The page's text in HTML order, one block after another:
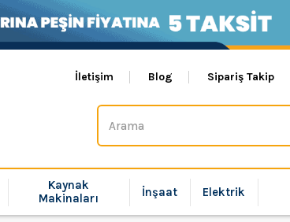
İletişim Blog Sipariş Takip
Kaynak
Makinaları
İnşaat Elektrik